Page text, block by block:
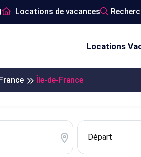
Locations de vacances
Locations
France Île-de-France